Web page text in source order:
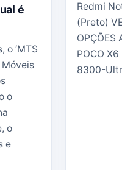
é
o ‘MTS
Móveis
o
o
e
Redmi
(Preto)
POCO
8300-